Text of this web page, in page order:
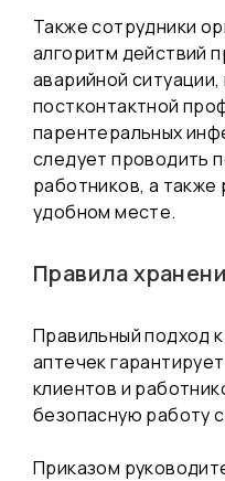
Также сотрудники
алгоритм действий
аварийной
постконтактной
парентеральных
следует проводить
работников, а также
удобном месте.
Правила
Правильный подход
аптечек
клиентов и
безопасную работу
Приказом